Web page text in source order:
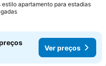
estilo apartamento para estadias
Ver preços